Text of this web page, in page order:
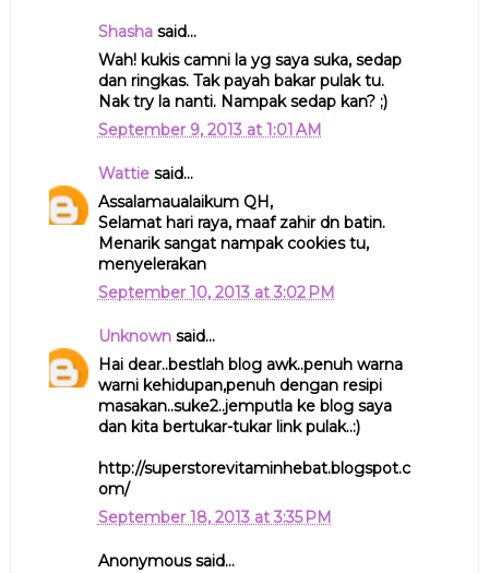
Shashasaid...
Wah! kukis camni la yg saya suka, sedap
dan ringkas. Tak payah bakar pulak tu.
Nak try la nanti. Nampak sedap kan? ;)
September 9, 2013 at 1:01 AM
Wattiesaid...
Assalamaualaikum QH,
Selamat hari raya, maaf zahir dn batin.
Menarik sangat nampak cookies tu,
menyelerakan
September 10, 2013 at 3:02 PM
Unknownsaid...
Hai dear..bestlah blog awk..penuh warna
warni kehidupan,penuh dengan resipi
masakan..suke2..jemputla ke blog saya
dan kita bertukar-tukar link pulak..:)
http://superstorevitaminhebat.blogspot.c
om/
September 18, 2013 at 3:35 PM
Anonymous said...